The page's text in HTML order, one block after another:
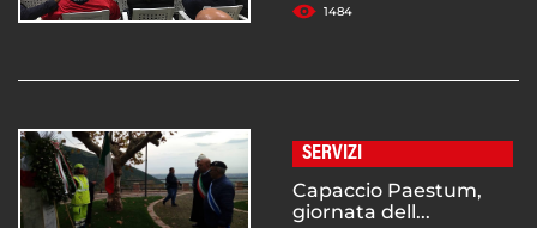
1484
SERVIZI
Capaccio Paestum,
giornata dell...